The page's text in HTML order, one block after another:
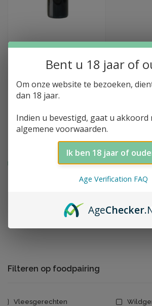
Xavier Copel, Saint-
2019
€70,71
Filter op prijs
Filteren op foodpairing
Vleesgerechten
Bent u 18 jaar of
Om onze website te bezoeken,
dan 18 jaar.
Indien u bevestigd, gaat u akkoord
algemene voorwaarden.
Ik ben 18 jaar of
Age Verification FAQ
AgeChecker